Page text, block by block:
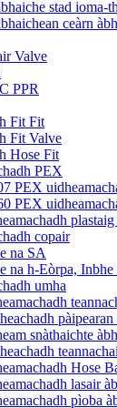
stad ioma-
ceàrn
Valve
PPR
Fit Fit
Fit Valve
Hose Fit
PEX
PEX
PEX
copair
na SA
na h-Eòrpa, Inbhe
umha
snàthaichte
Hose
lasair
pìoba